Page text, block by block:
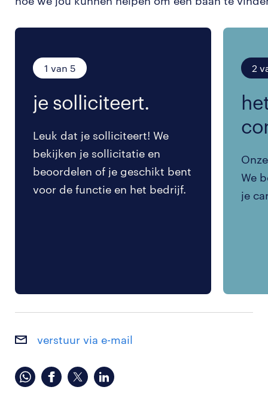
1 van 5
je solliciteert.
Leuk dat je solliciteert! We
bekijken je sollicitatie en
beoordelen of je geschikt bent
voor de functie en het bedrijf.
2
We
je
verstuur via e-mail